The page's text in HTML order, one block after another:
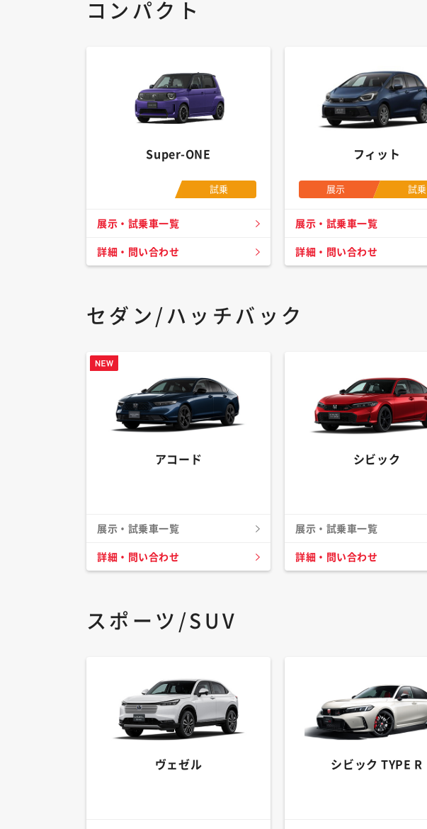
コンパクト
Super-ONE
試乗
展示・試乗車一覧
詳細・問い合わせ
フィット
展示 試乗
展示・試乗車一覧
詳細・問い合わせ
セダン/ハッチバック
アコード
展示・試乗車一覧
詳細・問い合わせ
シビック
展示・試乗車一覧
詳細・問い合わせ
スポーツ/SUV
ヴェゼル シビック TYPE R